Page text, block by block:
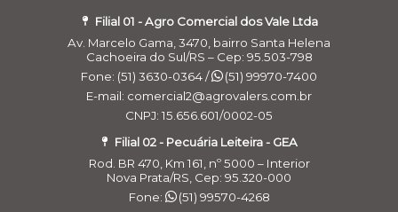
Filial 01 - Agro Comercial dos Vale Ltda
Av. Marcelo Gama, 3470, bairro Santa Helena
Cachoeira do Sul/RS – Cep: 95.503-798
Fone: (51) 3630-0364 /
(51) 99970-7400
E-mail: comercial2@agrovalers.com.br
CNPJ: 15.656.601/0002-05
Filial 02 - Pecuária Leiteira - GEA
Rod. BR 470, Km 161, nº 5000 – Interior
Nova Prata/RS, Cep: 95.320-000
Fone:
(51) 99570-4268